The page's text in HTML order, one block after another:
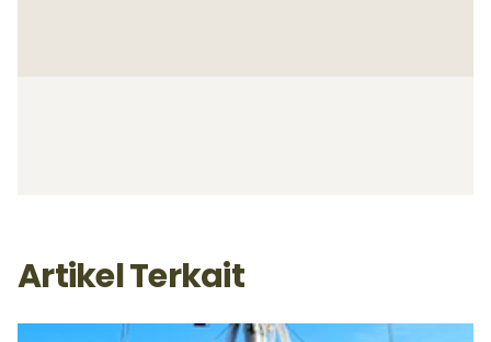
Artikel Terkait